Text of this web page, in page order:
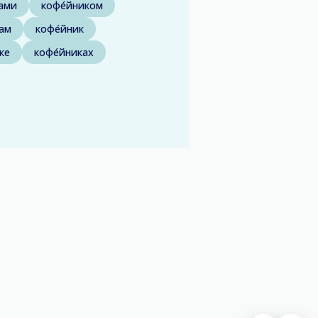
кофе́йником
кофе́йник
кофе́йниках